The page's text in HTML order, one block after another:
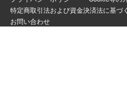
特定商取引法および資金決済法に基づ
お問い合わせ